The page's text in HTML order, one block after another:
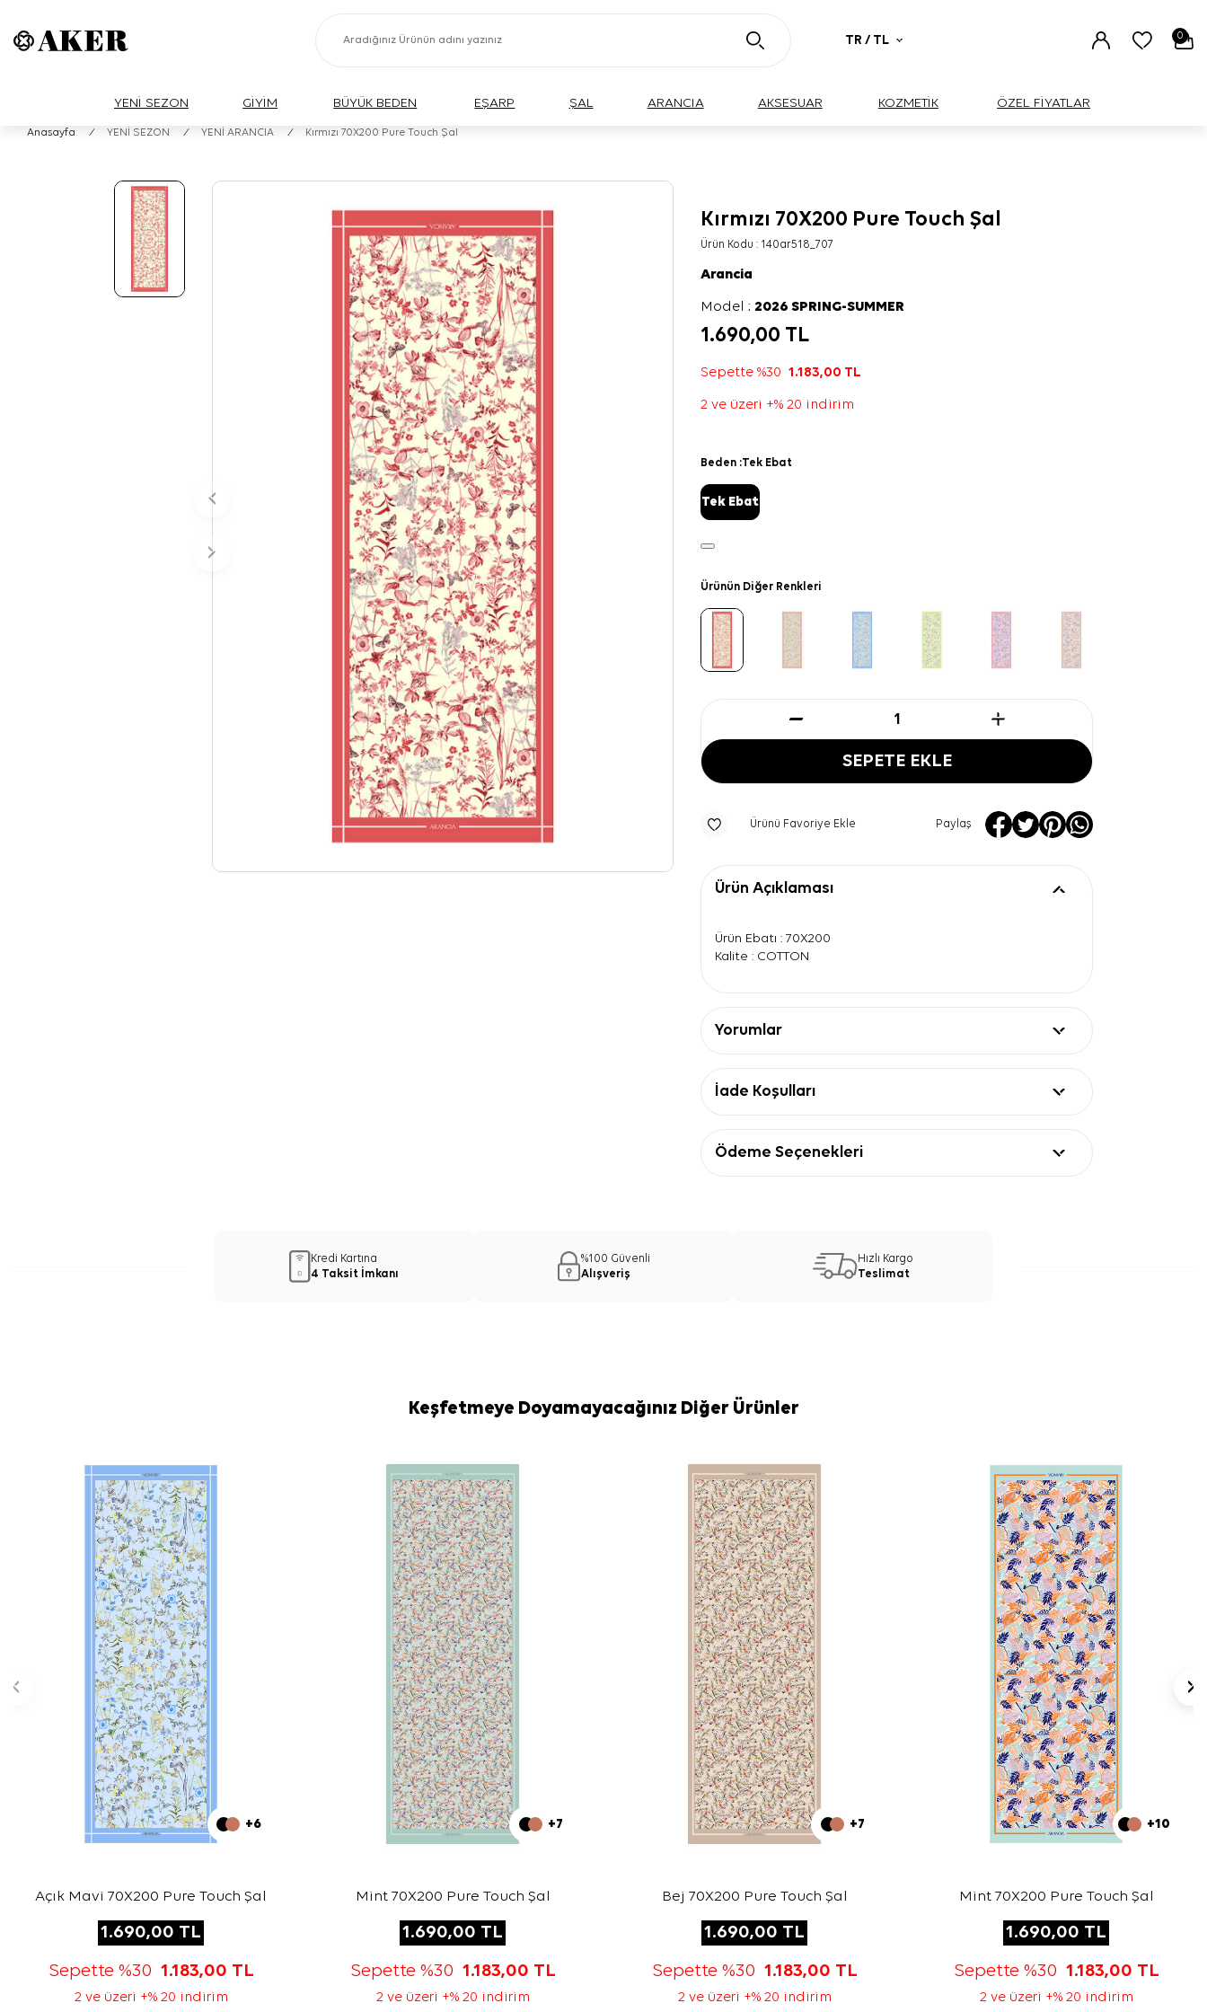
TR / TL 0
YENİ SEZON GİYİM BÜYÜK BEDEN EŞARP ŞAL ARANCIA AKSESUAR KOZMETİK ÖZEL FİYATLAR
Anasayfa / YENİ SEZON / YENİ ARANCIA / Kırmızı 70X200 Pure Touch Şal
Kırmızı 70X200 Pure Touch Şal
Ürün Kodu : 140ar518_707
Arancia
Model :2026 SPRING-SUMMER
1.690,00 TL
Sepette %301.183,00 TL
2 ve üzeri +% 20 indirim
Beden :Tek Ebat
Tek Ebat
Ürünün Diğer Renkleri
SEPETE EKLE
Ürünü Favoriye Ekle Paylaş
Ürün Açıklaması
Ürün Ebatı : 70X200
Kalite : COTTON
Yorumlar
İade Koşulları
Ödeme Seçenekleri
Kredi Kartına
4 Taksit İmkanı
%100 Güvenli
Alışveriş
Hızlı Kargo
Teslimat
Keşfetmeye Doyamayacağınız Diğer Ürünler
+6
Açık Mavi 70X200 Pure Touch Şal
1.690,00 TL
Sepette %30 1.183,00 TL
2 ve üzeri +% 20 indirim
+7
Mint 70X200 Pure Touch Şal
1.690,00 TL
Sepette %30 1.183,00 TL
2 ve üzeri +% 20 indirim
+7
Bej 70X200 Pure Touch Şal
1.690,00 TL
Sepette %30 1.183,00 TL
2 ve üzeri +% 20 indirim
+10
Mint 70X200 Pure Touch Şal
1.690,00 TL
Sepette %30 1.183,00 TL
2 ve üzeri +% 20 indirim